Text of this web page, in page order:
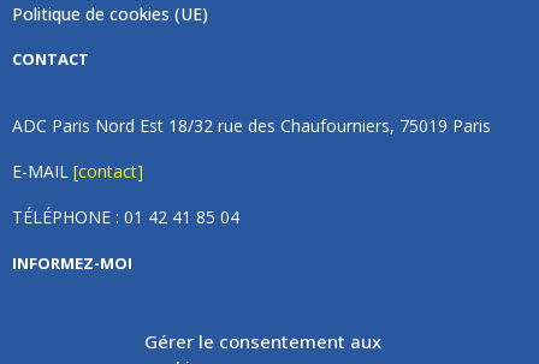
Gérer le consentement aux
Politique de cookies (UE)
CONTACT
ADC Paris Nord Est 18/32 rue des Chaufourniers, 75019 Paris
E-MAIL [contact]
TÉLÉPHONE : 01 42 41 85 04
INFORMEZ-MOI
Inscrivez vous à notre newsletter et recevez une fois par
mois de nos nouvelles, aucun spam (on promet).